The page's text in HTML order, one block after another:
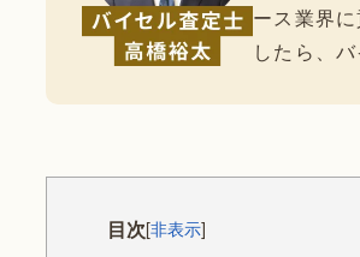
ース業界
したら、
目次[非表示]